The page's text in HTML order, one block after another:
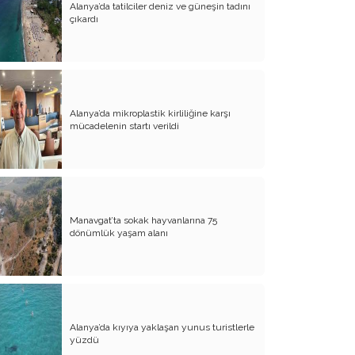
Atalay olayı; yargıyı yönetenlerin
darbesidir!..
CHP’de ne değişti?
Eğitim Sisteminde Sorunlar ve Çözüm
Önerileri
Cumhuriyet’in 100. Yılı ve AB İlişkileri
Şehitler üzerinden siyaset!..
Belediye Başkanı'na Neden Oy
Vermeliyim?
AKP'nin Mülteci Politikası ve
şehitlerimiz!..
Geleceğimize biz karar verelim!..
Kamacı’nın resti!.. İYİ Parti’nin kararı
Emine öğretmenim; Atatürk sizlere
güvendi!..
Alanya’da tatilciler deniz ve güneşin tadını
çıkardı
Alanya’da mikroplastik kirliliğine karşı
mücadelenin startı verildi
Manavgat’ta sokak hayvanlarına 75
dönümlük yaşam alanı
Alanya’da kıyıya yaklaşan yunus turistlerle
yüzdü